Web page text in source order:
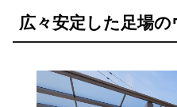
広々安定した足場